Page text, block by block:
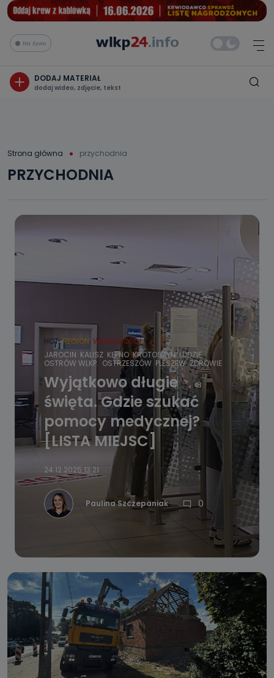
Na żywo
DODAJ MATERIAŁ
dodaj wideo, zdjęcie, tekst
Strona główna przychodnia
PRZYCHODNIA
HOT REGION WIADOMOŚCI
JAROCIN KALISZ KĘPNO KROTOSZYN LUDZIE
OSTRÓW WLKP. OSTRZESZÓW PLESZEW ZDROWIE
Wyjątkowo długie
święta. Gdzie szukać
pomocy medycznej?
[LISTA MIEJSC]
24.12.2025 13:21
Paulina Szczepaniak 0